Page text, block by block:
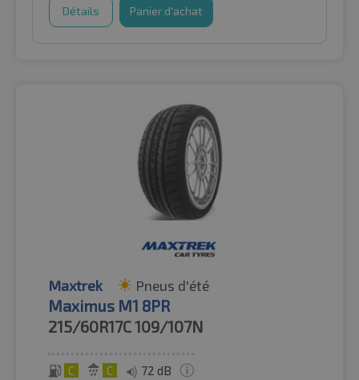
Détails Panier d'achat
Maxtrek Pneus d'été
Maximus M1 8PR
215/60R17C109/107N
C C 72 dB